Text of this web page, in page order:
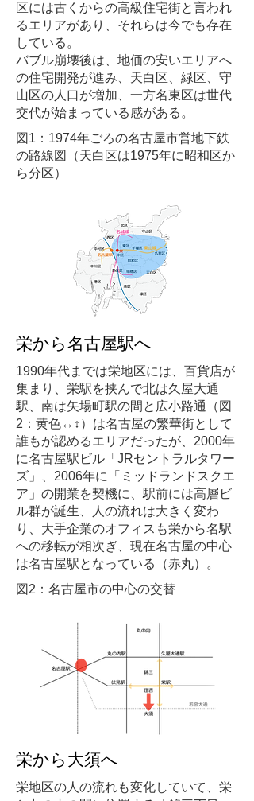
区には古くからの高級住宅街と言われ
るエリアがあり、それらは今でも存在
している。
バブル崩壊後は、地価の安いエリアへ
の住宅開発が進み、天白区、緑区、守
山区の人口が増加、一方名東区は世代
交代が始まっている感がある。
図1：1974年ごろの名古屋市営地下鉄
の路線図（天白区は1975年に昭和区か
ら分区）
栄から名古屋駅へ
1990年代までは栄地区には、百貨店が
集まり、栄駅を挟んで北は久屋大通
駅、南は矢場町駅の間と広小路通（図
2：黄色↔︎↕︎）は名古屋の繁華街として
誰もが認めるエリアだったが、2000年
に名古屋駅ビル「JRセントラルタワー
ズ」、2006年に「ミッドランドスクエ
ア」の開業を契機に、駅前には高層ビ
ル群が誕生、人の流れは大きく変わ
り、大手企業のオフィスも栄から名駅
への移転が相次ぎ、現在名古屋の中心
は名古屋駅となっている（赤丸）。
図2：名古屋市の中心の交替
栄から大須へ
栄地区の人の流れも変化していて、栄